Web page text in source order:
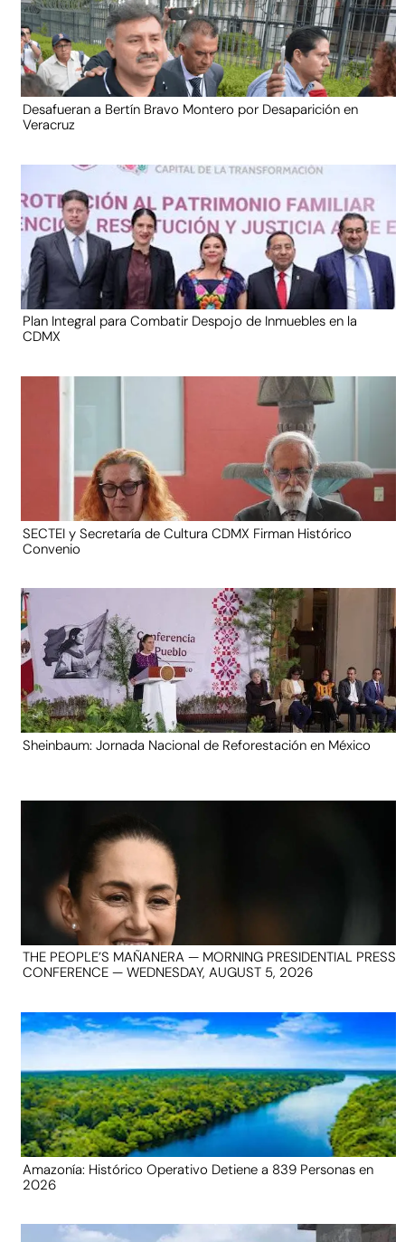
Desafueran a Bertín Bravo Montero por Desaparición en
Veracruz
Plan Integral para Combatir Despojo de Inmuebles en la
CDMX
SECTEI y Secretaría de Cultura CDMX Firman Histórico
Convenio
Sheinbaum: Jornada Nacional de Reforestación en México
THE PEOPLE’S MAÑANERA — MORNING PRESIDENTIAL PRESS
CONFERENCE — WEDNESDAY, AUGUST 5, 2026
Amazonía: Histórico Operativo Detiene a 839 Personas en
2026